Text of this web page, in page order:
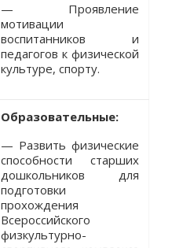
— Проявление
мотивации
воспитанников и
педагогов к физической
культуре, спорту.
Образовательные:
— Развить физические
способности старших
дошкольников для
подготовки
прохождения
Всероссийского
физкультурно-